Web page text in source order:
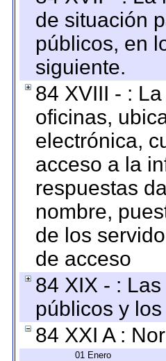
de situación
públicos, en
siguiente.
84 XVIII - :
oficinas,
electrónica,
acceso a la
respuestas
nombre,
de los
de acceso
84 XIX - :
públicos y
84 XXI A :
01 Enero